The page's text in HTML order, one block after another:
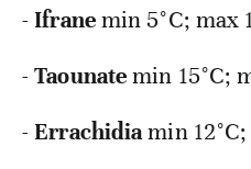
-Ifranemin 5°C; max
-Taounatemin 15°C;
-Errachidiamin 12°C;